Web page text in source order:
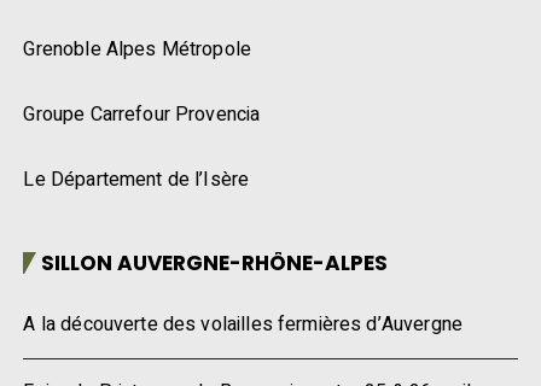
Grenoble Alpes Métropole
Groupe Carrefour Provencia
Le Département de l’Isère
SILLON AUVERGNE-RHÔNE-ALPES
A la découverte des volailles fermières d’Auvergne